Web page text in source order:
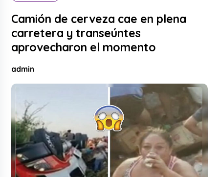
Camión de cerveza cae en plena
carretera y transeúntes
aprovecharon el momento
admin